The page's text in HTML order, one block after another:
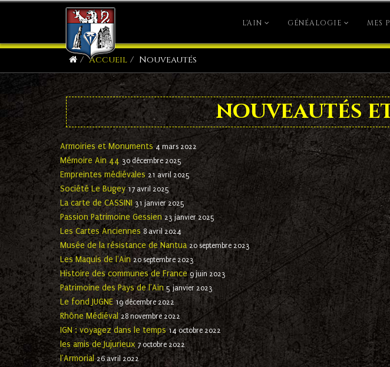
L'AIN GÉNÉALOGIE MES
Accueil Nouveautés
nouveautés
Armoiries et Monuments4 mars 2022
Mémoire Ain 44 30 décembre 2025
Empreintes médiévales 21 avril 2025
Société Le Bugey 17 avril 2025
La carte de CASSINI31 janvier 2025
Passion Patrimoine Gessien23 janvier 2025
Les Cartes Anciennes8 avril 2024
Musée de la résistance de Nantua20 septembre 2023
Les Maquis de l'Ain20 septembre 2023
Histoire des communes de France9 juin 2023
Patrimoine des Pays de l'Ain5 janvier 2023
Le fond JUGNE19 décembre 2022
Rhône Médiéval28 novembre 2022
IGN : voyagez dans le temps14 octobre 2022
les amis de Jujurieux7 octobre 2022
l'Armorial26 avril 2022